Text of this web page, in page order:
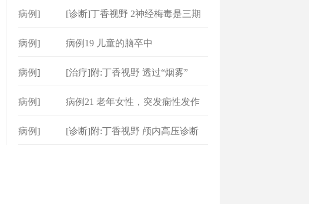
病例]
[诊断]丁香视野 2神经梅毒是三期
病例] 病例19 儿童的脑卒中
病例] [治疗]附:丁香视野 透过“烟雾”
病例] 病例21 老年女性，突发痫性发作
病例] [诊断]附:丁香视野 颅内高压诊断